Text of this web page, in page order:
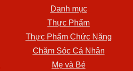
Danh mục
Thực Phẩm
Thực Phẩm Chức Năng
Chăm Sóc Cá Nhân
Mẹ và Bé